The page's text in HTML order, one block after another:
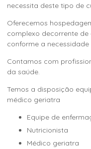
necessita deste tipo de
Oferecemos
complexo decorrente
conforme a
Contamos com
da saúde.
Temos a disposição
médico geriatra
Equipe de
Nutricionista
Médico geriatra